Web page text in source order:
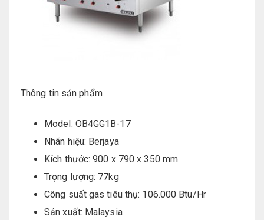
Thông tin sản phẩm
Model: OB4GG1B-17
Nhãn hiệu: Berjaya
Kích thước: 900 x 790 x 350 mm
Trọng lượng: 77kg
Công suất gas tiêu thụ: 106.000 Btu/Hr
Sản xuất: Malaysia